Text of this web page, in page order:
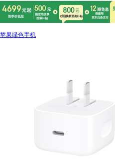
苹果绿色手机